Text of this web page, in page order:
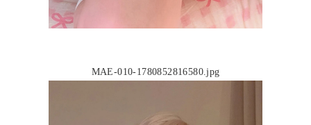
MAE-010-1780852816580.jpg